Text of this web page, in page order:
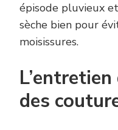
épisode pluvieux
sèche bien pour
moisissures.
des